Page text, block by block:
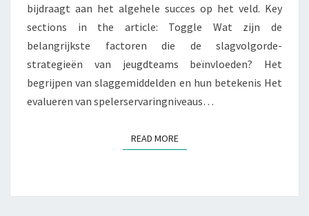
bijdraagt aan het algehele succes op het veld. Key
sections in the article: Toggle Wat zijn de
belangrijkste factoren die de slagvolgorde-
strategieën van jeugdteams beïnvloeden? Het
begrijpen van slaggemiddelden en hun betekenis Het
evalueren van spelerservaringniveaus…
READ MOREREAD MORE